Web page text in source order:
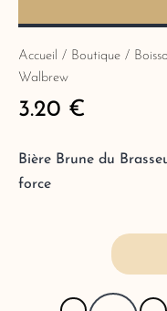
Accueil / Boutique /
Walbrew
3.20 €
Bière Brune du
force